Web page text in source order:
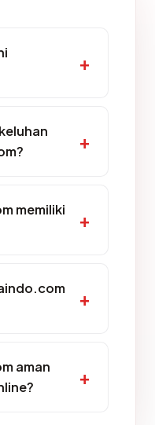
memiliki
aman